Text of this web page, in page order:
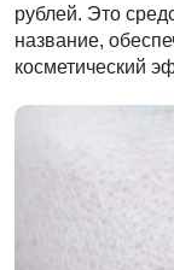
рублей. Это
название,
косметический